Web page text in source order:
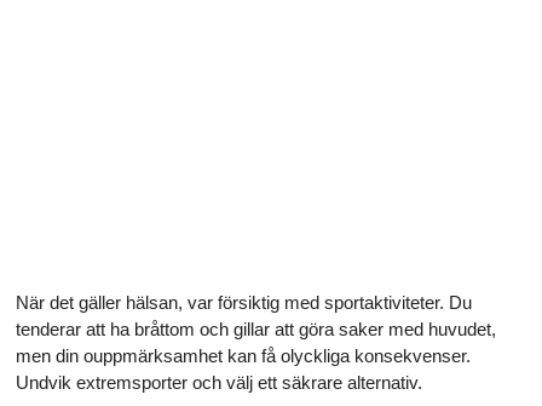
När det gäller hälsan, var försiktig med sportaktiviteter. Du
tenderar att ha bråttom och gillar att göra saker med huvudet,
men din ouppmärksamhet kan få olyckliga konsekvenser.
Undvik extremsporter och välj ett säkrare alternativ.